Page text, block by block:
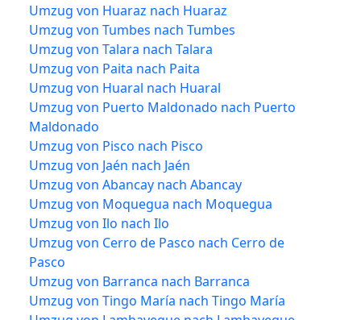
Umzug von Huaraz nach Huaraz
Umzug von Tumbes nach Tumbes
Umzug von Talara nach Talara
Umzug von Paita nach Paita
Umzug von Huaral nach Huaral
Umzug von Puerto Maldonado nach Puerto
Maldonado
Umzug von Pisco nach Pisco
Umzug von Jaén nach Jaén
Umzug von Abancay nach Abancay
Umzug von Moquegua nach Moquegua
Umzug von Ilo nach Ilo
Umzug von Cerro de Pasco nach Cerro de
Pasco
Umzug von Barranca nach Barranca
Umzug von Tingo María nach Tingo María